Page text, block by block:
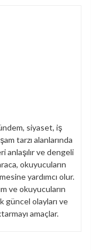
siyaset, iş
tarzı alanlarında
anlaşılır ve dengeli
okuyucuların
yardımcı olur.
ve okuyucuların
güncel olayları ve
amaçlar.